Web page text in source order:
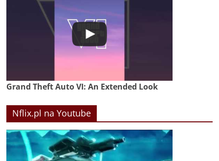
Grand Theft Auto VI: An Extended Look
Nflix.pl na Youtube